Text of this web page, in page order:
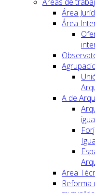
Área
Área
A de
Area
Reforma